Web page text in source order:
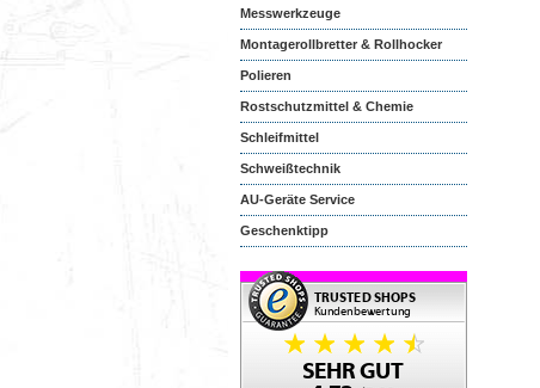
Messwerkzeuge
Montagerollbretter & Rollhocker
Polieren
Rostschutzmittel & Chemie
Schleifmittel
Schweißtechnik
AU-Geräte Service
Geschenktipp